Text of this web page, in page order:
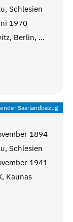
Schlesien
1970
Lankwitz, Berlin, BRD
Saarlandbezug
1894
Schlesien
1941
Kaunas